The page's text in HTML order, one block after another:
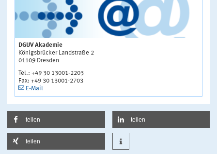
DGUV Akademie
Königsbrücker Landstraße 2
01109 Dresden
Tel.: +49 30 13001-2203
Fax: +49 30 13001-2703
E-Mail
teilen teilen
teilen